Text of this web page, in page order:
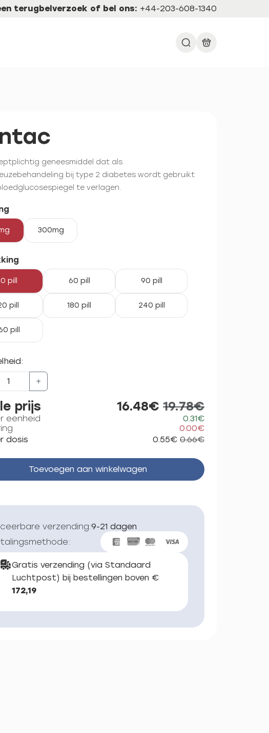
terugbelverzoek of bel ons: +44-203-608-1340
geneesmiddel dat als
bij type 2 diabetes wordt gebruikt
te verlagen.
300mg
pill 60 pill 90 pill
pill 180 pill 240 pill
pill
+
prijs 16.48€ 19.78€
eenheid
0.31€
0.00€
dosis
0.55€ 0.66€
Toevoegen aan winkelwagen
verzending:9-21 dagen
Gratis verzending (via Standaard
Luchtpost) bij bestellingen boven €
172,19